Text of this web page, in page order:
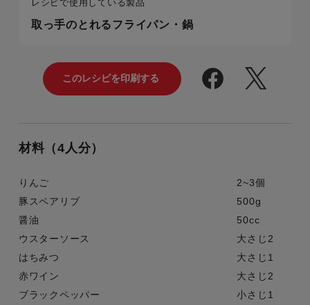
レシピで使用している製品
取っ手のとれるフライパン・鍋
材料（4人分）
りんご
2~3個
豚スペアリブ
500g
醤油
50cc
ウスターソース
大さじ2
はちみつ
大さじ1
赤ワイン
大さじ2
ブラックペッパー
小さじ1